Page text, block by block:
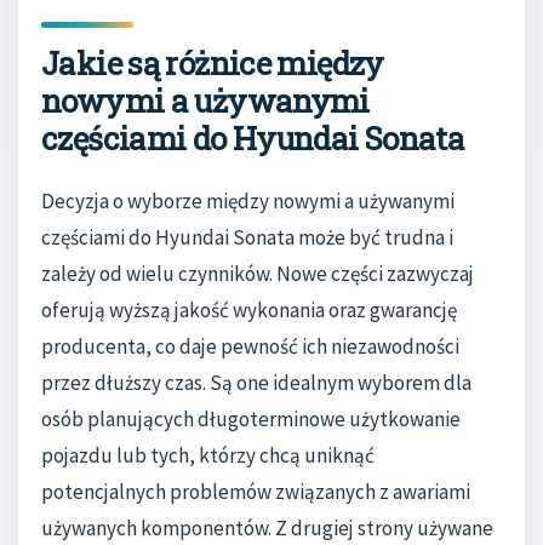
Jakie są różnice między
nowymi a używanymi
częściami do Hyundai Sonata
Decyzja o wyborze między nowymi a używanymi
częściami do Hyundai Sonata może być trudna i
zależy od wielu czynników. Nowe części zazwyczaj
oferują wyższą jakość wykonania oraz gwarancję
producenta, co daje pewność ich niezawodności
przez dłuższy czas. Są one idealnym wyborem dla
osób planujących długoterminowe użytkowanie
pojazdu lub tych, którzy chcą uniknąć
potencjalnych problemów związanych z awariami
używanych komponentów. Z drugiej strony używane